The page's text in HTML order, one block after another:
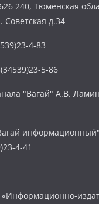
240, Тюменская
Советская д.34
4-83
5-86
"Вагай" А.В.
4-41